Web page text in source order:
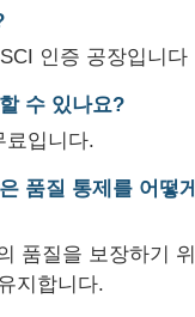
인증 공장입니다
수 있나요?
료입니다.
품질 통제를 어떻
품질을 보장하기
지합니다.